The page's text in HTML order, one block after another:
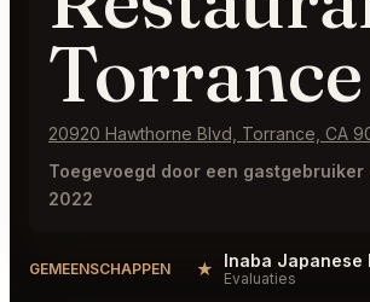
Torrance
20920 Hawthorne Blvd, Torrance, CA
Toegevoegd door een gastgebruiker
2022
GEMEENSCHAPPEN ★ Evaluaties